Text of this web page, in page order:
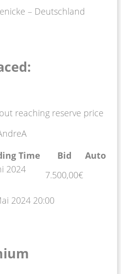
– Deutschland
reaching reserve price
Time Bid
Auto
2024
7.500,00€
2024 20:00